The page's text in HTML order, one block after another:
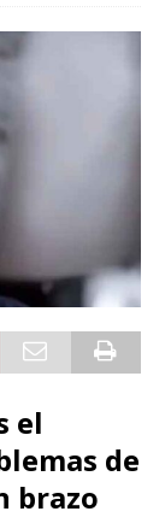
el
de
brazo